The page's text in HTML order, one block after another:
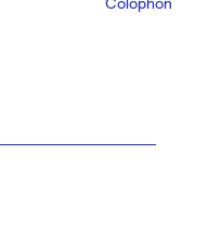
Colophon
Design:Marcel